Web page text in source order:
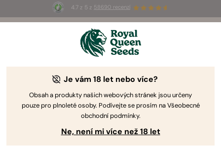
4.7 z 5 z 58690 recenzí
3 semínka White Widow Auto
Je vám 18 let nebo více?
Obsah a produkty našich webových stránek jsou určeny
pouze pro plnoleté osoby. Podívejte se prosím na Všeobecné
obchodní podmínky.
Ne, není mi více než 18 let